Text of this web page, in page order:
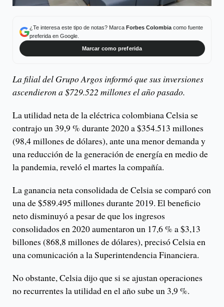
¿Te interesa este tipo de notas? Marca Forbes Colombiacomo fuente
preferida en Google.
Marcar como preferida
La filial del Grupo Argos informó que sus inversiones
ascendieron a $729.522 millones el año pasado.
La utilidad neta de la eléctrica colombiana Celsia se
contrajo un 39,9 % durante 2020 a $354.513 millones
(98,4 millones de dólares), ante una menor demanda y
una reducción de la generación de energía en medio de
la pandemia, reveló el martes la compañía.
La ganancia neta consolidada de Celsia se comparó con
una de $589.495 millones durante 2019. El beneficio
neto disminuyó a pesar de que los ingresos
consolidados en 2020 aumentaron un 17,6 % a $3,13
billones (868,8 millones de dólares), precisó Celsia en
una comunicación a la Superintendencia Financiera.
No obstante, Celsia dijo que si se ajustan operaciones
no recurrentes la utilidad en el año sube un 3,9 %.